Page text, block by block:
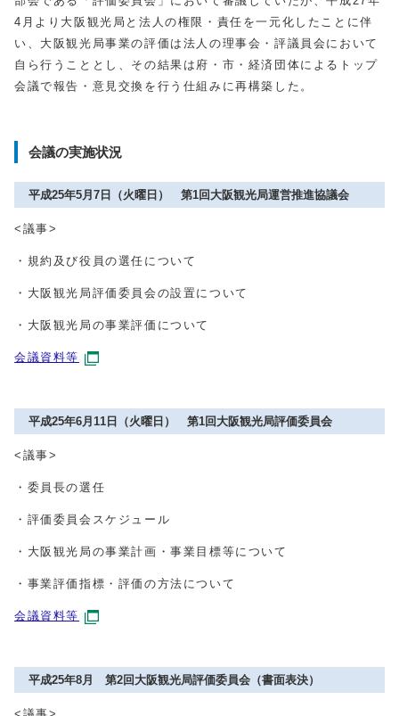
4月より大阪観光局と法人の権限・責任を一元化したことに伴
い、大阪観光局事業の評価は法人の理事会・評議員会において
自ら行うこととし、その結果は府・市・経済団体によるトップ
会議で報告・意見交換を行う仕組みに再構築した。
会議の実施状況
平成25年5月7日（火曜日） 第1回大阪観光局運営推進協議会
<議事>
・規約及び役員の選任について
・大阪観光局評価委員会の設置について
・大阪観光局の事業評価について
会議資料等
平成25年6月11日（火曜日） 第1回大阪観光局評価委員会
<議事>
・委員長の選任
・評価委員会スケジュール
・大阪観光局の事業計画・事業目標等について
・事業評価指標・評価の方法について
会議資料等
平成25年8月 第2回大阪観光局評価委員会（書面表決）